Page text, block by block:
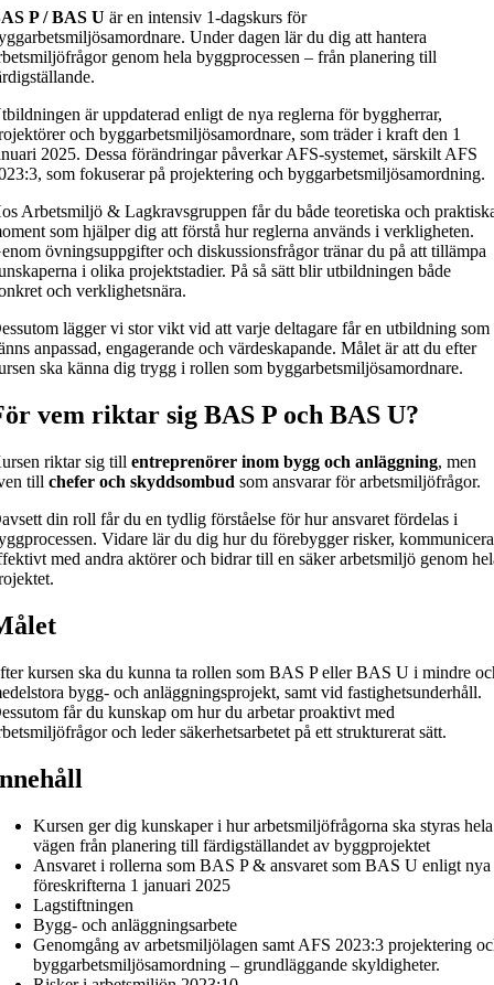
P / BAS U är en intensiv 1-dagskurs för
Under dagen lär du dig att hantera
genom hela byggprocessen – från planering till
är uppdaterad enligt de nya reglerna för byggherrar,
och byggarbetsmiljösamordnare, som träder i kraft den 1
2025. Dessa förändringar påverkar AFS-systemet, särskilt AFS
som fokuserar på projektering och byggarbetsmiljösamordning.
Arbetsmiljö & Lagkravsgruppen får du både teoretiska och
som hjälper dig att förstå hur reglerna används i verkligheten.
övningsuppgifter och diskussionsfrågor tränar du på att tillämpa
i olika projektstadier. På så sätt blir utbildningen både
och verklighetsnära.
lägger vi stor vikt vid att varje deltagare får en utbildning som
anpassad, engagerande och värdeskapande. Målet är att du efter
ska känna dig trygg i rollen som byggarbetsmiljösamordnare.
vem riktar sig BAS P och BAS U?
riktar sig tillentreprenörer inom bygg och anläggning, men
tillchefer och skyddsombud som ansvarar för arbetsmiljöfrågor.
din roll får du en tydlig förståelse för hur ansvaret fördelas i
Vidare lär du dig hur du förebygger risker,
med andra aktörer och bidrar till en säker arbetsmiljö genom
kursen ska du kunna ta rollen som BAS P eller BAS U i mindre
bygg- och anläggningsprojekt, samt vid fastighetsunderhåll.
får du kunskap om hur du arbetar proaktivt med
och leder säkerhetsarbetet på ett strukturerat sätt.
Kursen ger dig kunskaper i hur arbetsmiljöfrågorna ska styras hela
vägen från planering till färdigställandet av byggprojektet
Ansvaret i rollerna som BAS P & ansvaret som BAS U enligt nya
föreskrifterna 1 januari 2025
Lagstiftningen
Bygg- och anläggningsarbete
Genomgång av arbetsmiljölagen samt AFS 2023:3 projektering
byggarbetsmiljösamordning – grundläggande skyldigheter.